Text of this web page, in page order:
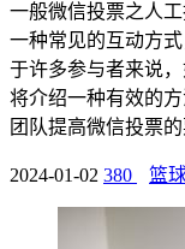
一般微信投票之人
一种常见的互动方
于许多参与者来说
将介绍一种有效的
团队提高微信投票
2024-01-02 380 篮